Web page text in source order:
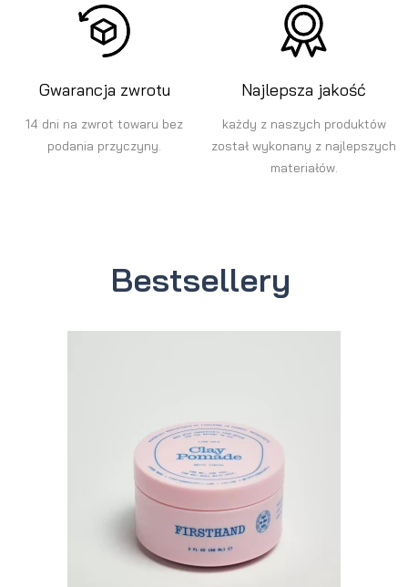
Gwarancja zwrotu
14 dni na zwrot towaru bez
podania przyczyny.
Najlepsza jakość
każdy z naszych produktów
został wykonany z najlepszych
materiałów.
Bestsellery